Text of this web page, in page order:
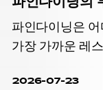
파인다이닝은
가장 가까운 레
2026-07-23